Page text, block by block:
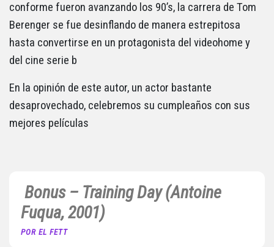
conforme fueron avanzando los 90’s, la carrera de Tom
Berenger se fue desinflando de manera estrepitosa
hasta convertirse en un protagonista del videohome y
del cine serie b
En la opinión de este autor, un actor bastante
desaprovechado, celebremos su cumpleaños con sus
mejores películas
Bonus – Training Day (Antoine
Fuqua, 2001)
POR EL FETT